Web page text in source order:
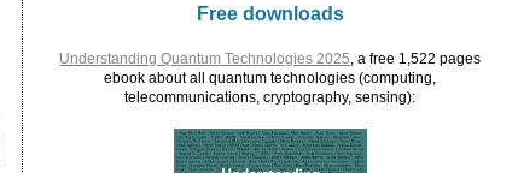
Free downloads
Understanding Quantum Technologies 2025 , a free 1,522 pages
ebook about all quantum technologies (computing,
telecommunications, cryptography, sensing):